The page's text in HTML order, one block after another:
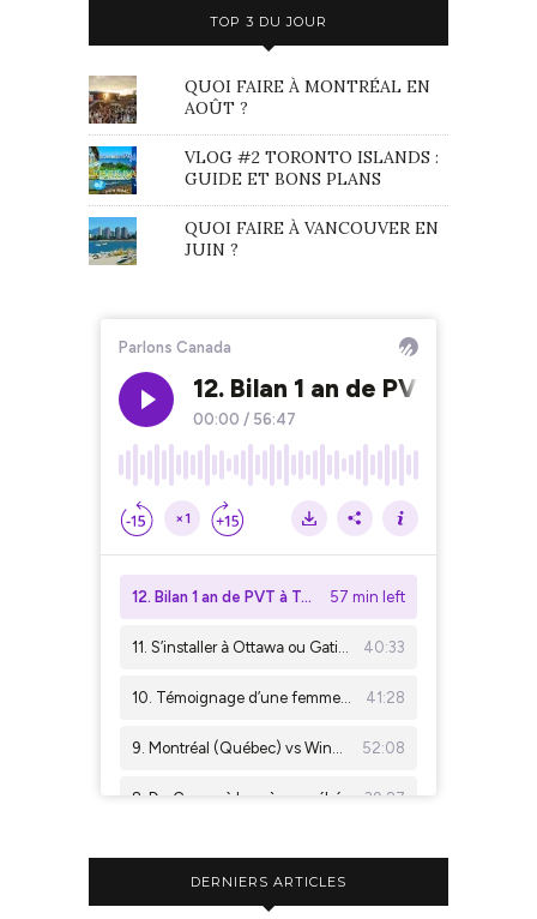
TOP 3 DU JOUR
QUOI FAIRE À MONTRÉAL EN
AOÛT ?
VLOG #2 TORONTO ISLANDS :
GUIDE ET BONS PLANS
QUOI FAIRE À VANCOUVER EN
JUIN ?
DERNIERS ARTICLES